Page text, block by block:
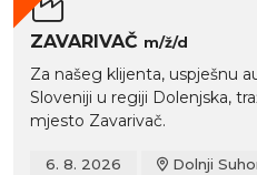
ZAVARIVAČ m/ž/d
Za našeg klijenta, uspješnu
Sloveniji u regiji Dolenjska,
mjesto Zavarivač.
6. 8. 2026 Dolnji